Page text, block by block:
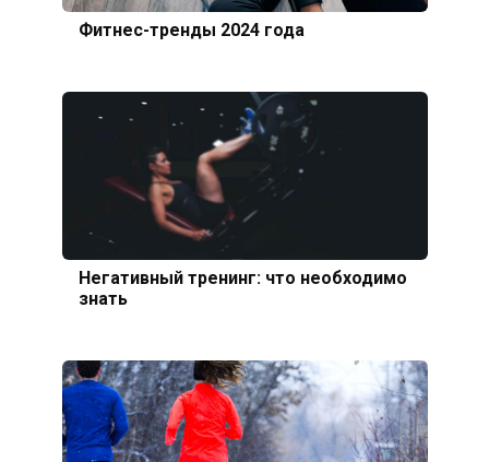
Фитнес-тренды 2024 года
Негативный тренинг: что необходимо
знать